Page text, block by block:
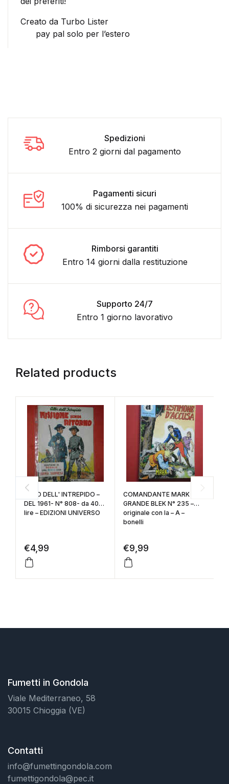
Creato da Turbo Lister
pay pal solo per l’estero
Spedizioni
Entro 2 giorni dal pagamento
Pagamenti sicuri
100% di sicurezza nei pagamenti
Rimborsi garantiti
Entro 14 giorni dalla restituzione
Supporto 24/7
Entro 1 giorno lavorativo
Related products
ALBO DELL' INTREPIDO –
DEL 1961- N° 808- da 40
lire – EDIZIONI UNIVERSO
€4,99
COMANDANTE MARK e il
GRANDE BLEK N° 235 –
originale con la – A –
bonelli
€9,99
Fumetti in Gondola
Viale Mediterraneo, 58
30015 Chioggia (VE)
Contatti
info@fumettingondola.com
fumettigondola@pec.it